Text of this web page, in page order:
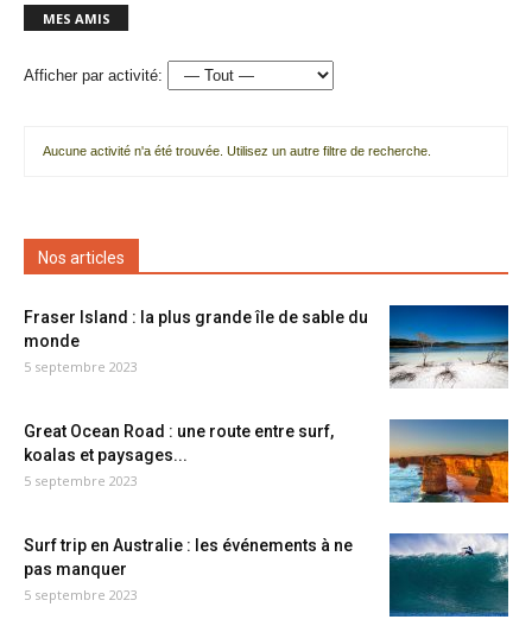
MES AMIS
Afficher par activité:
Aucune activité n'a été trouvée. Utilisez un autre filtre de recherche.
Nos articles
Fraser Island : la plus grande île de sable du
monde
5 septembre 2023
Great Ocean Road : une route entre surf,
koalas et paysages...
5 septembre 2023
Surf trip en Australie : les événements à ne
pas manquer
5 septembre 2023